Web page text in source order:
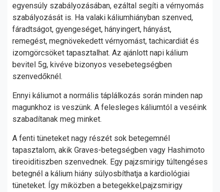
egyensúly szabályozásában, ezáltal segíti a vérnyomás
szabályozását is. Ha valaki káliumhiányban szenved,
fáradtságot, gyengeséget, hányingert, hányást,
remegést, megnövekedett vérnyomást, tachicardiát és
izomgörcsöket tapasztalhat. Az ajánlott napi kálium
bevitel 5g, kivéve bizonyos vesebetegségben
szenvedőknél.
Ennyi káliumot a normális táplálkozás során minden nap
magunkhoz is veszünk. A felesleges káliumtól a veséink
szabadítanak meg minket.
A fenti tüneteket nagy részét sok betegemnél
tapasztalom, akik Graves-betegségben vagy Hashimoto
tireoiditiszben szenvednek. Egy pajzsmirigy túltengéses
betegnél a kálium hiány súlyosbíthatja a kardiológiai
tüneteket. Így miközben a betegekkel,pajzsmirigy